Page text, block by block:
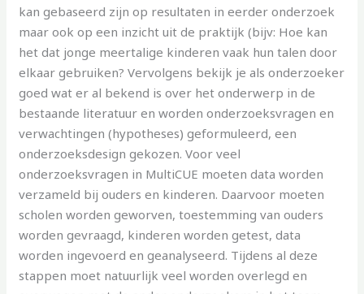
kan gebaseerd zijn op resultaten in eerder onderzoek
maar ook op een inzicht uit de praktijk (bijv: Hoe kan
het dat jonge meertalige kinderen vaak hun talen door
elkaar gebruiken? Vervolgens bekijk je als onderzoeker
goed wat er al bekend is over het onderwerp in de
bestaande literatuur en worden onderzoeksvragen en
verwachtingen (hypotheses) geformuleerd, een
onderzoeksdesign gekozen. Voor veel
onderzoeksvragen in MultiCUE moeten data worden
verzameld bij ouders en kinderen. Daarvoor moeten
scholen worden geworven, toestemming van ouders
worden gevraagd, kinderen worden getest, data
worden ingevoerd en geanalyseerd. Tijdens al deze
stappen moet natuurlijk veel worden overlegd en